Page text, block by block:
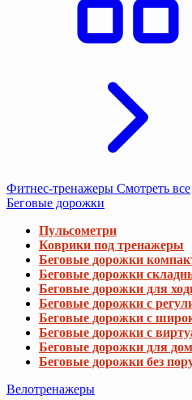
Фитнес-тренажеры Смотреть все
Беговые дорожки
Пульсометри
Коврики под тренажеры
Беговые дорожки
Беговые дорожки
Беговые дорожки для
Беговые дорожки с
Беговые дорожки с
Беговые дорожки с
Беговые дорожки для
Беговые дорожки без
Велотренажеры